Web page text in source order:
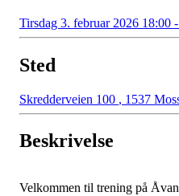
Tirsdag 3. februar 2026 18:00
Sted
Skredderveien 100 , 1537
Beskrivelse
Velkommen til trening på